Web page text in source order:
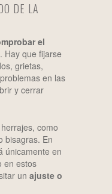
DE LA
el
. Hay que fijarse
grietas,
en las
y cerrar
como
bisagras. En
únicamente en
en estos
un ajuste o